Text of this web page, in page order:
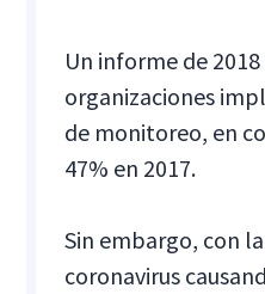
Un informe de
organizaciones
de monitoreo, en
47% en 2017.
Sin embargo, con
coronavirus